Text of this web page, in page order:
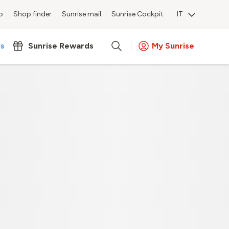
Shop finder Sunrise mail Sunrise Cockpit IT
Sunrise Rewards My Sunrise